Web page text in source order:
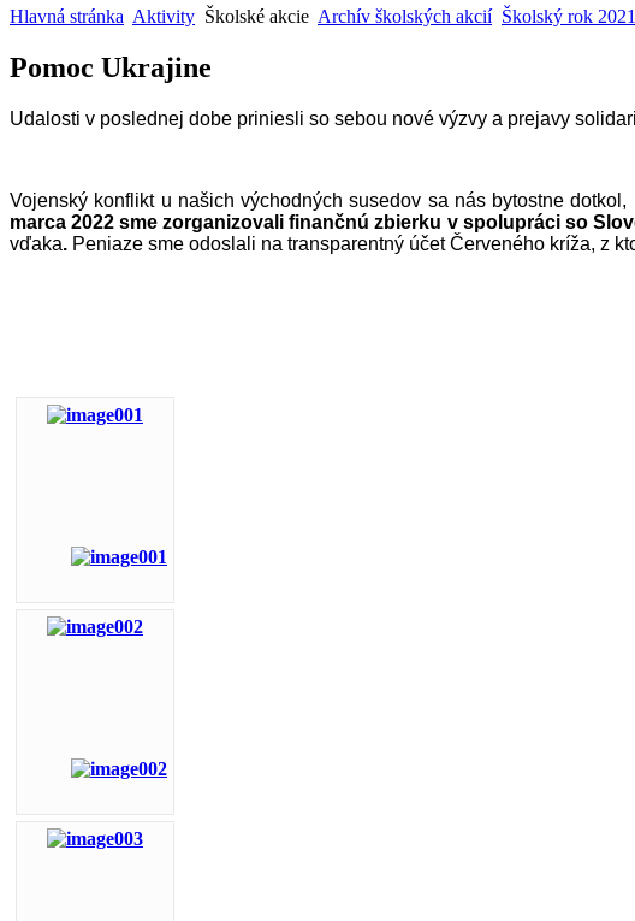
Hlavná stránka Aktivity Školské akcie Archív školských akcií Školský rok
Pomoc Ukrajine
Udalosti v poslednej dobe priniesli so sebou nové výzvy a prejavy
Vojenský konflikt u našich východných susedov sa nás bytostne
marca 2022 sme zorganizovali finančnú zbierku v spolupráci so
vďaka. Peniaze sme odoslali na transparentný účet Červeného kríža, z